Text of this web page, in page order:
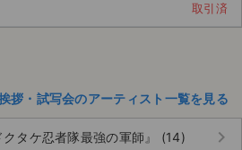
取引済
拶・試写会のアーティスト一覧を見る
クタケ忍者隊最強の軍師』 (14) keyboard_arrow_right